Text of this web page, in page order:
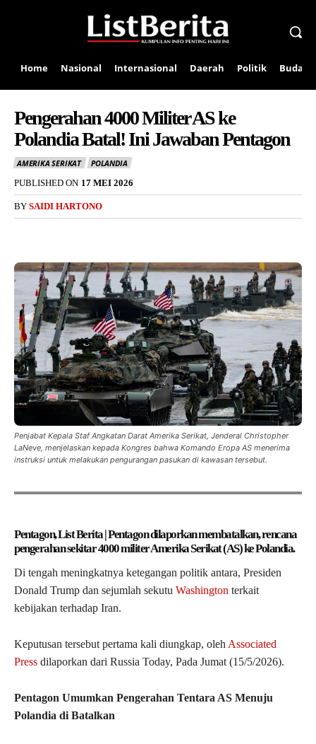
Home Nasional Internasional Daerah Politik Budaya
Pengerahan 4000 Militer AS ke
Polandia Batal! Ini Jawaban Pentagon
AMERIKA SERIKAT
POLANDIA
PUBLISHED ON 17 MEI 2026
BY SAIDI HARTONO
Penjabat Kepala Staf Angkatan Darat Amerika Serikat, Jenderal Christopher
LaNeve, menjelaskan kepada Kongres bahwa Komando Eropa AS menerima
instruksi untuk melakukan pengurangan pasukan di kawasan tersebut.
Pentagon, List Berita | Pentagon dilaporkan membatalkan, rencana
pengerahan sekitar 4000 militer Amerika Serikat (AS) ke Polandia.
Di tengah meningkatnya ketegangan politik antara, Presiden
Donald Trump dan sejumlah sekutu Washington terkait
kebijakan terhadap Iran.
Keputusan tersebut pertama kali diungkap, oleh Associated
Press dilaporkan dari Russia Today, Pada Jumat (15/5/2026).
Pentagon Umumkan Pengerahan Tentara AS Menuju
Polandia di Batalkan